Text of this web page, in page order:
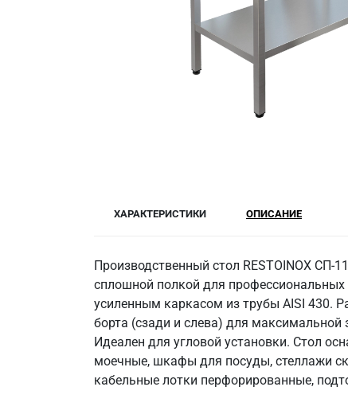
ХАРАКТЕРИСТИКИ ОПИСАНИЕ
Производственный стол RESTOINOX СП-
сплошной полкой для
усиленным каркасом из трубы AISI 430.
борта (сзади и слева) для
Идеален для угловой установки. Стол
моечные, шкафы для посуды, стеллажи
кабельные лотки перфорированные,